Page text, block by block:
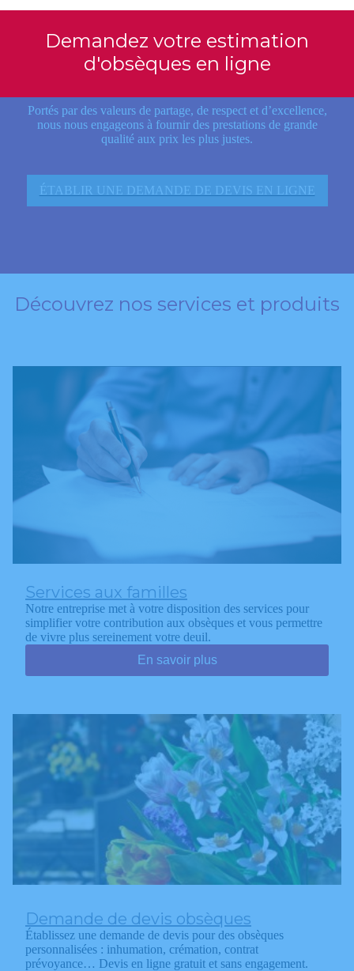
Demandez votre estimation
d'obsèques en ligne
Portés par des valeurs de partage, de respect et d’excellence,
nous nous engageons à fournir des prestations de grande
qualité aux prix les plus justes.
ÉTABLIR UNE DEMANDE DE DEVIS EN LIGNE
Découvrez nos services et produits
Services aux familles
Notre entreprise met à votre disposition des services pour
simplifier votre contribution aux obsèques et vous permettre
de vivre plus sereinement votre deuil.
En savoir plus
Demande de devis obsèques
Établissez une demande de devis pour des obsèques
personnalisées : inhumation, crémation, contrat
prévoyance… Devis en ligne gratuit et sans engagement.